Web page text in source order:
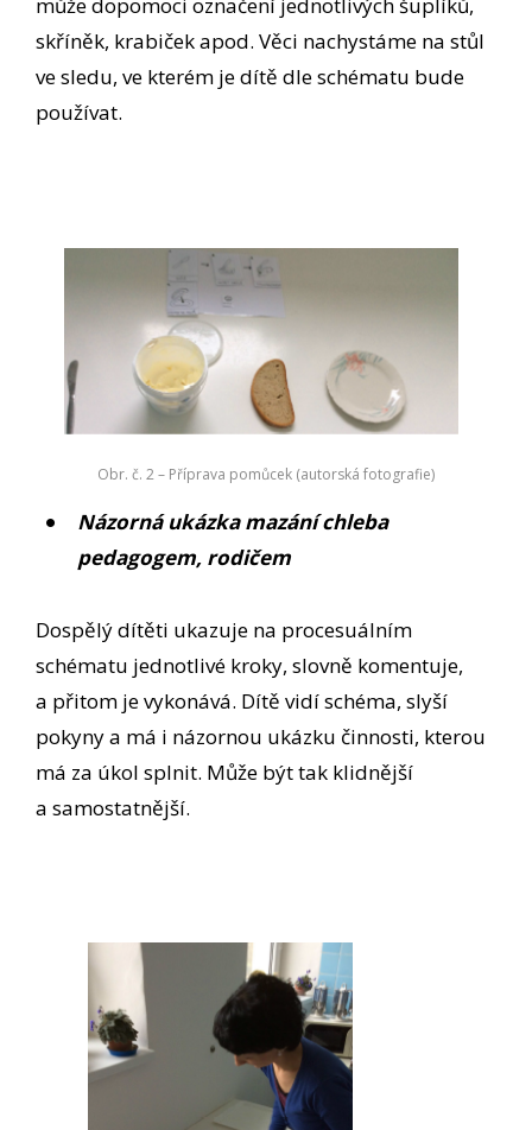
může dopomoci označení jednotlivých šuplíků,
skříněk, krabiček apod. Věci nachystáme na stůl
ve sledu, ve kterém je dítě dle schématu bude
používat.
Obr. č. 2 – Příprava pomůcek (autorská fotografie)
Názorná ukázka mazání chleba
pedagogem, rodičem
Dospělý dítěti ukazuje na procesuálním
schématu jednotlivé kroky, slovně komentuje,
a přitom je vykonává. Dítě vidí schéma, slyší
pokyny a má i názornou ukázku činnosti, kterou
má za úkol splnit. Může být tak klidnější
a samostatnější.